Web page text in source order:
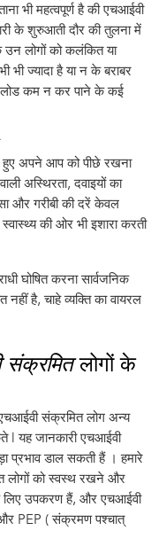
भी महत्वपूर्ण है की एचआईवी
के शुरुआती दौर की तुलना में
उन लोगों को कलंकित या
भी ज्यादा है या न के बराबर
कम न कर पाने के कई
हुए अपने आप को पीछे रखना
अस्थिरता, दवाइयों का
और गरीबी की दरें केवल
की ओर भी इशारा करती
घोषित करना सार्वजनिक
है, चाहे व्यक्ति का वायरल
संक्रमितलोगों के
संक्रमित लोग अन्य
l यह जानकारी एचआईवी
प्रभाव डाल सकती हैं । हमारे
लोगों को स्वस्थ रखने और
उपकरण हैं, और एचआईवी
PEP ( संक्रमण पश्चात्